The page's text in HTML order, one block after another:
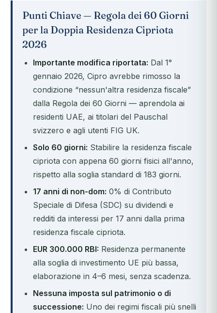
Punti Chiave — Regola dei 60 Giorni
per la Doppia Residenza Cipriota
2026
Importante modifica riportata: Dal 1°
gennaio 2026, Cipro avrebbe rimosso la
condizione “nessun'altra residenza fiscale”
dalla Regola dei 60 Giorni — aprendola ai
residenti UAE, ai titolari del Pauschal
svizzero e agli utenti FIG UK.
Solo 60 giorni: Stabilire la residenza fiscale
cipriota con appena 60 giorni fisici all'anno,
rispetto alla soglia standard di 183 giorni.
17 anni di non-dom: 0% di Contributo
Speciale di Difesa (SDC) su dividendi e
redditi da interessi per 17 anni dalla prima
residenza fiscale cipriota.
EUR 300.000 RBI: Residenza permanente
alla soglia di investimento UE più bassa,
elaborazione in 4–6 mesi, senza scadenza.
Nessuna imposta sul patrimonio o di
successione: Uno dei regimi fiscali più snelli